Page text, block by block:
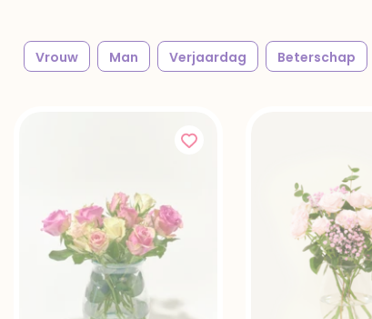
Vrouw Man Verjaardag Beterschap